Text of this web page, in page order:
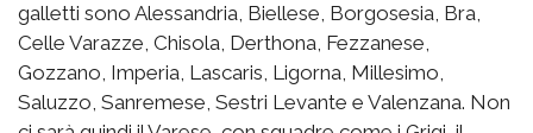
galletti sono Alessandria, Biellese, Borgosesia, Bra,
Celle Varazze, Chisola, Derthona, Fezzanese,
Gozzano, Imperia, Lascaris, Ligorna, Millesimo,
Saluzzo, Sanremese, Sestri Levante e Valenzana. Non